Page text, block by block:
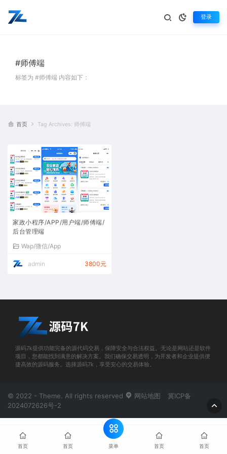
登录
#师傅端
标签为 #师傅端 内容如下：
首页 Tag Archives: 师傅端
家政小程序/APP/用户端/师傅端/
后台管理端
Wap/微信/App
admin 3800元
源码7k提供功能完备的源代码交易，保障安全与合法权益。无论是网站还是软件
项目，您都能找到满意的解决方案。我们确保交易透明，为开发者和企业提供便
捷高效的源码服务。选择源码7k，享受安心的交易体验。
© 2022 - Theme. All rights reserved 网站地图
冀ICP备
2024072626号-2
首页 首页 菜单 首页 首页